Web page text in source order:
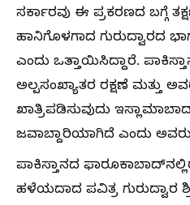
ಸರ್ಕಾರವು ಈ ಪ್ರಕರಣದ ಬಗ್ಗೆ
ಹಾನಿಗೊಳಗಾದ ಗುರುದ್ವಾರದ
ಎಂದು ಒತ್ತಾಯಿಸಿದ್ದಾರೆ.
ಅಲ್ಪಸಂಖ್ಯಾತರ ರಕ್ಷಣೆ ಮತ್ತು
ಖಾತ್ರಿಪಡಿಸುವುದು
ಜವಾಬ್ದಾರಿಯಾಗಿದೆ ಎಂದು
ಪಾಕಿಸ್ತಾನದ
ಹಳೆಯದಾದ ಪವಿತ್ರ ಗುರುದ್ವಾರ